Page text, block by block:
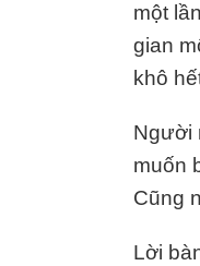
một
gian
khô
Người
muốn
Cũng
Lời